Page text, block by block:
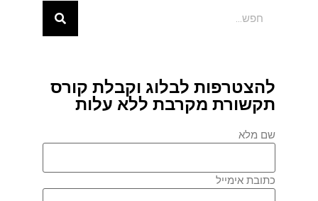
להצטרפות לבלוג וקבלת קורס
תקשורת מקרבת ללא עלות
שם מלא
כתובת אימייל